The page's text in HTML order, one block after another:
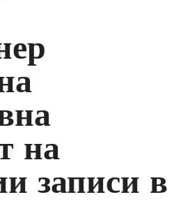
на
записи в